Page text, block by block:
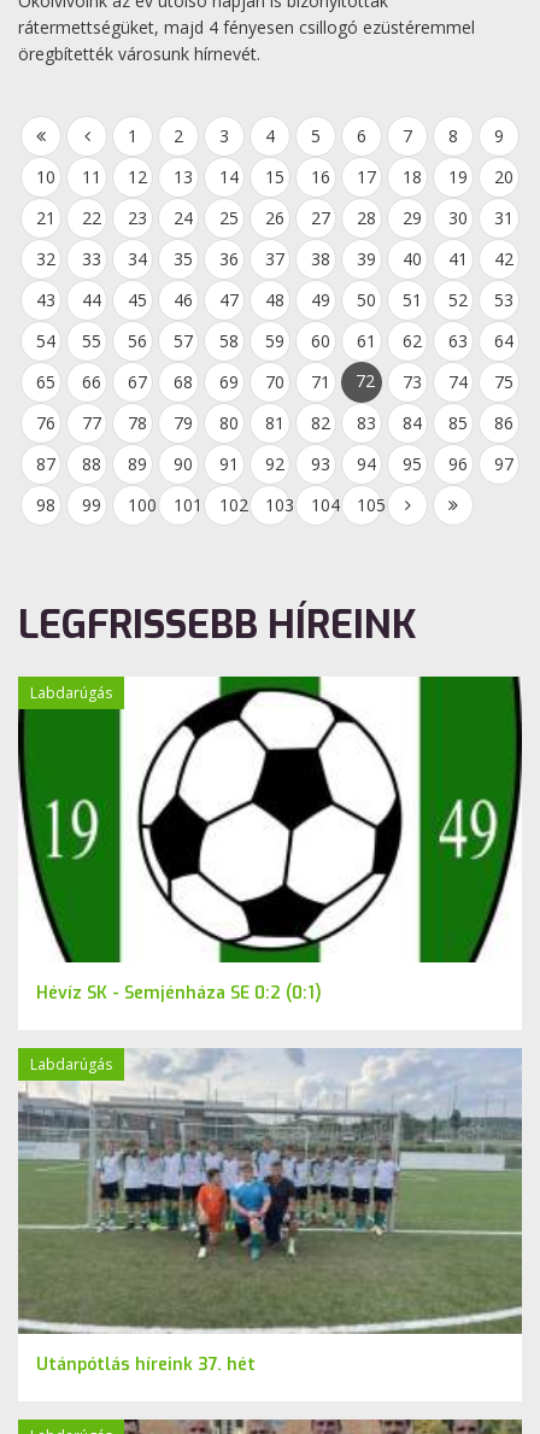
rátermettségüket, majd 4 fényesen csillogó ezüstéremmel
öregbítették városunk hírnevét.
1 2 3 4 5 6 7 8
9
10
11 12 13 14 15 16 17 18 19
20
21
22 23 24 25 26 27 28 29 30
31
32
33 34 35 36 37 38 39 40 41
42
43
44 45 46 47 48 49 50 51 52
53
54
55 56 57 58 59 60 61 62 63
64
65
66 67 68 69 70 71 72 73 74
75
76
77 78 79 80 81 82 83 84 85
86
87
88 89 90 91 92 93 94 95 96
97
98
99 100 101 102 103 104 105
LEGFRISSEBB HÍREINK
Labdarúgás
Hévíz SK - Semjénháza SE 0:2 (0:1)
Labdarúgás
Utánpótlás híreink 37. hét